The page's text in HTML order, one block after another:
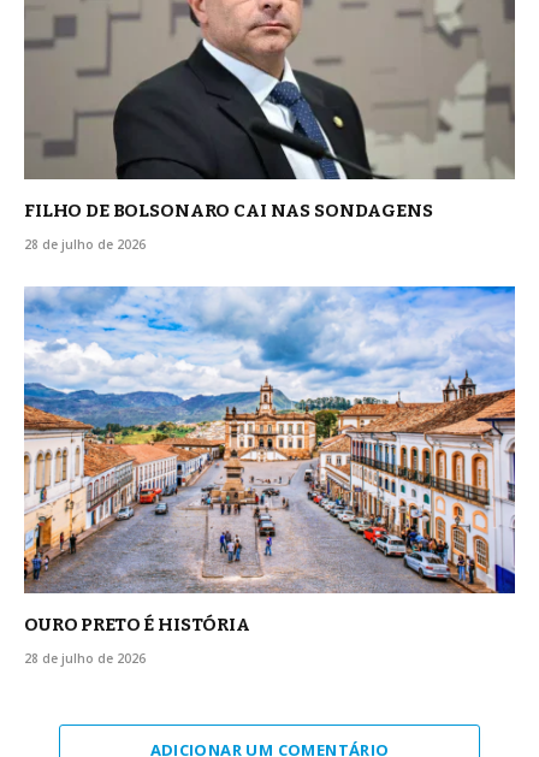
FILHO DE BOLSONARO CAI NAS SONDAGENS
28 de julho de 2026
OURO PRETO É HISTÓRIA
28 de julho de 2026
ADICIONAR UM COMENTÁRIO